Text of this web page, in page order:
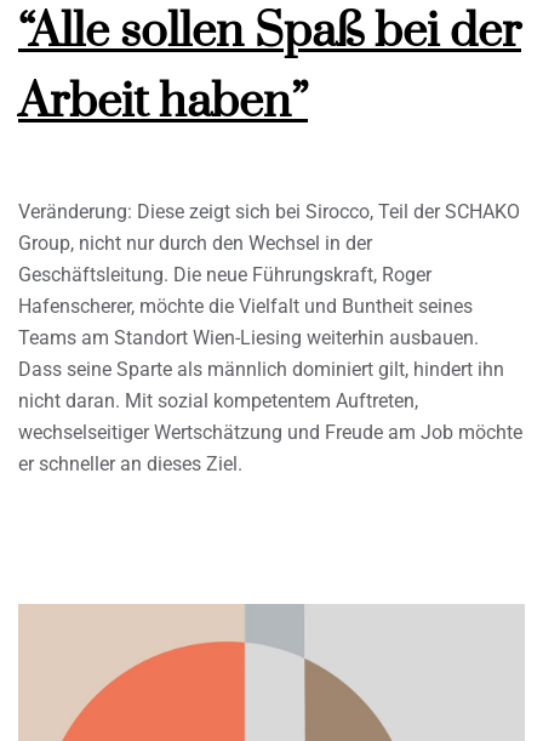
“Alle sollen Spaß bei der
Arbeit haben”
Veränderung: Diese zeigt sich bei Sirocco, Teil der SCHAKO
Group, nicht nur durch den Wechsel in der
Geschäftsleitung. Die neue Führungskraft, Roger
Hafenscherer, möchte die Vielfalt und Buntheit seines
Teams am Standort Wien-Liesing weiterhin ausbauen.
Dass seine Sparte als männlich dominiert gilt, hindert ihn
nicht daran. Mit sozial kompetentem Auftreten,
wechselseitiger Wertschätzung und Freude am Job möchte
er schneller an dieses Ziel.